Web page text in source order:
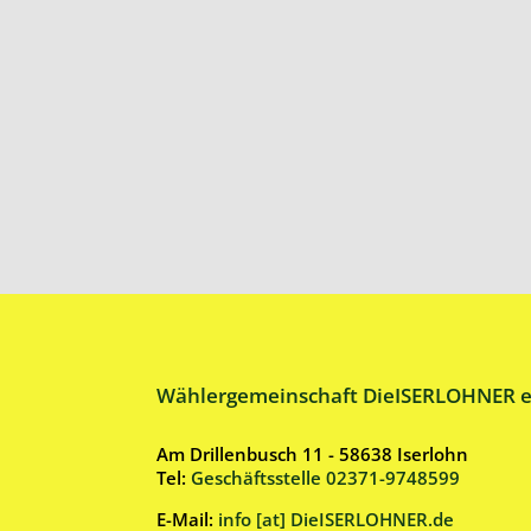
Wählergemeinschaft DieISERLOHNER
Am Drillenbusch 11 - 58638 Iserlohn
Tel: Geschäftsstelle 02371-9748599
E-Mail: info [at] DieISERLOHNER.de